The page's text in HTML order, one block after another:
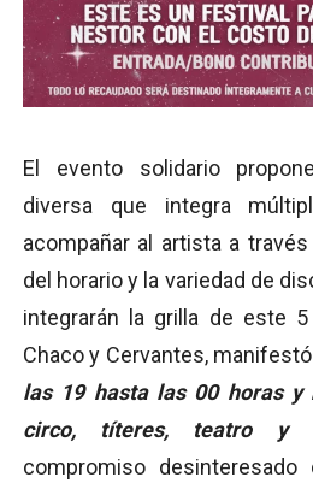
El evento solidario
diversa que integra
acompañar al artista a
del horario y la variedad de
integrarán la grilla de este
Chaco y Cervantes,
las 19 hasta las 00 horas y
circo, títeres, teatro y
compromiso